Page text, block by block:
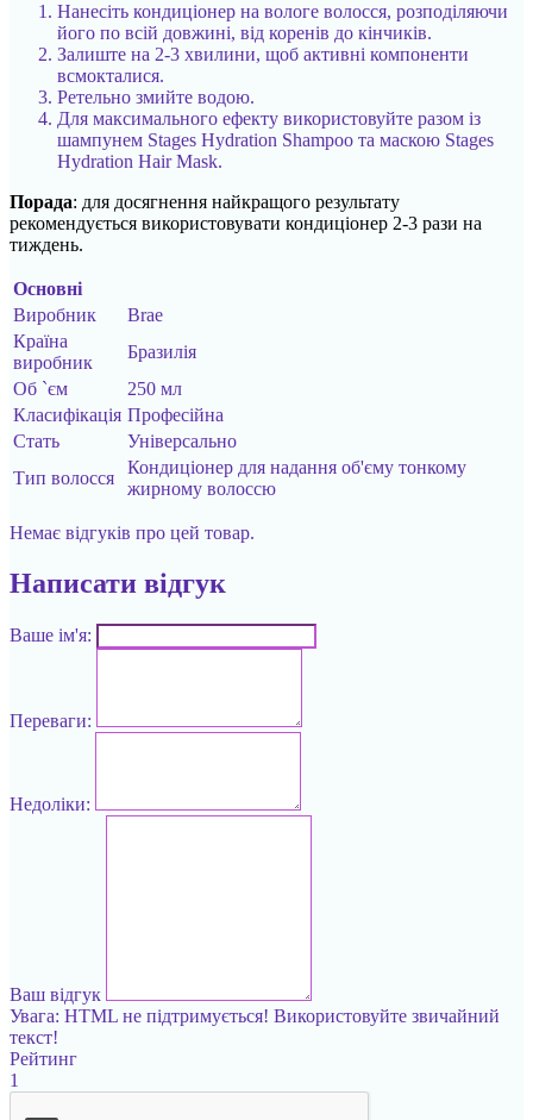
Нанесіть кондиціонер на вологе волосся, розподіляючи
його по всій довжині, від коренів до кінчиків.
Залиште на 2-3 хвилини, щоб активні компоненти
всмокталися.
Ретельно змийте водою.
Для максимального ефекту використовуйте разом із
шампунем Stages Hydration Shampoo та маскою Stages
Hydration Hair Mask.
Порада: для досягнення найкращого результату
рекомендується використовувати кондиціонер 2-3 рази на
тиждень.
Основні
Виробник
Brae
Країна
виробник
Бразилія
Об `єм
250 мл
Класифікація Професійна
Стать
Універсально
Тип волосся
Кондиціонер для надання об'єму тонкому
жирному волоссю
Немає відгуків про цей товар.
Написати відгук
Ваше ім'я:
Переваги:
Недоліки:
Ваш відгук
Увага: HTML не підтримується! Використовуйте звичайний
текст!
Рейтинг
1